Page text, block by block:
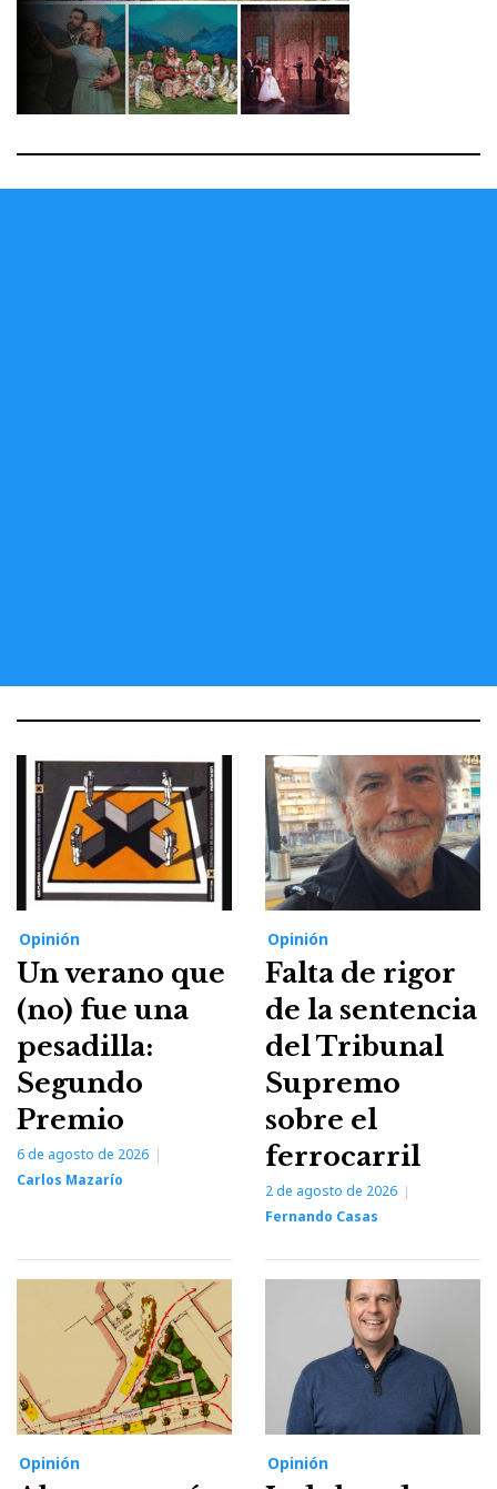
Opinión
Un verano que
(no) fue una
pesadilla:
Segundo
Premio
6 de agosto de 2026
Carlos Mazarío
Opinión
Falta de rigor
de la sentencia
del Tribunal
Supremo
sobre el
ferrocarril
2 de agosto de 2026
Fernando Casas
Opinión Opinión